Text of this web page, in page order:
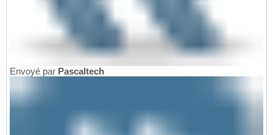
Envoyé par Pascaltech